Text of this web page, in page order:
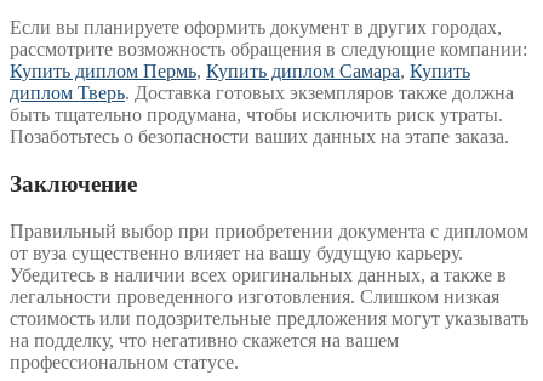
Если вы планируете оформить документ в других городах,
рассмотрите возможность обращения в следующие компании:
Купить диплом Пермь, Купить диплом Самара, Купить
диплом Тверь. Доставка готовых экземпляров также должна
быть тщательно продумана, чтобы исключить риск утраты.
Позаботьтесь о безопасности ваших данных на этапе заказа.
Заключение
Правильный выбор при приобретении документа с дипломом
от вуза существенно влияет на вашу будущую карьеру.
Убедитесь в наличии всех оригинальных данных, а также в
легальности проведенного изготовления. Слишком низкая
стоимость или подозрительные предложения могут указывать
на подделку, что негативно скажется на вашем
профессиональном статусе.